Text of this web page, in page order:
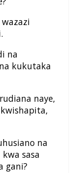
na
kukutaka
naye,
na
sasa
gani?